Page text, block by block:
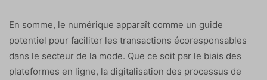
En somme, le numérique apparaît comme un guide
potentiel pour faciliter les transactions écoresponsables
dans le secteur de la mode. Que ce soit par le biais des
plateformes en ligne, la digitalisation des processus de